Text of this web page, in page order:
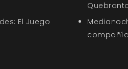
El Juego